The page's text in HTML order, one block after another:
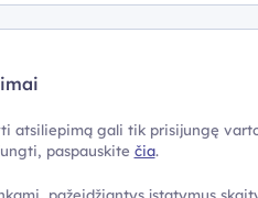
atsiliepimą gali tik prisijungę
paspauskite čia.